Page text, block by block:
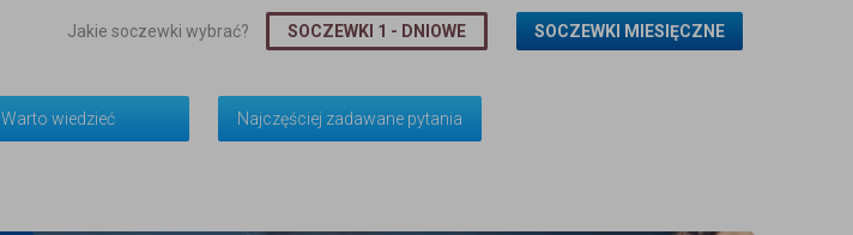
Jakie soczewki wybrać? SOCZEWKI 1 - DNIOWE SOCZEWKI MIESIĘCZNE
Warto wiedzieć Najczęściej zadawane pytania